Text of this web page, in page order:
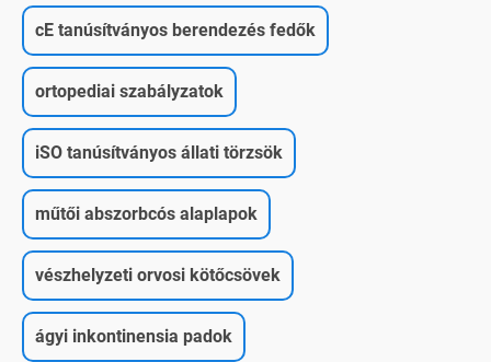
cE tanúsítványos berendezés fedők
ortopediai szabályzatok
iSO tanúsítványos állati törzsök
műtői abszorbcós alaplapok
vészhelyzeti orvosi kötőcsövek
ágyi inkontinensia padok